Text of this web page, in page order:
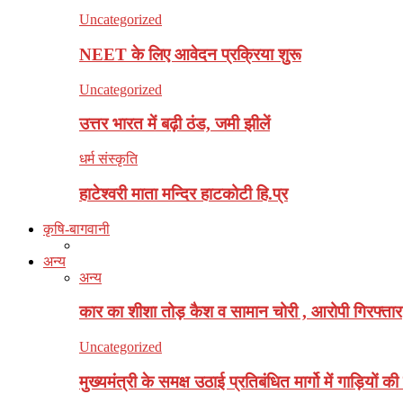
Uncategorized
NEET के लिए आवेदन प्रक्रिया शुरू
Uncategorized
उत्तर भारत में बढ़ी ठंड, जमी झीलें
धर्म संस्कृति
हाटेश्वरी माता मन्दिर हाटकोटी हि.प्र
कृषि-बागवानी
अन्य
अन्य
कार का शीशा तोड़ कैश व सामान चोरी , आरोपी गिरफ्तार
Uncategorized
मुख्यमंत्री के समक्ष उठाई प्रतिबंधित मार्गो में गाड़ियों